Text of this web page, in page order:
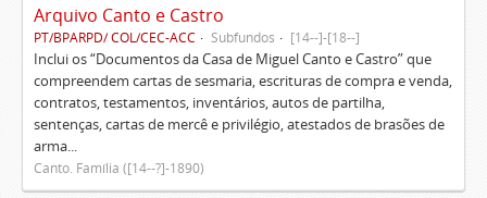
Arquivo Canto e Castro
PT/BPARPD/ COL/CEC-ACC Subfundos [14--]-[18--]
Inclui os “Documentos da Casa de Miguel Canto e Castro” que
compreendem cartas de sesmaria, escrituras de compra e venda,
contratos, testamentos, inventários, autos de partilha,
sentenças, cartas de mercê e privilégio, atestados de brasões de
arma...
Canto. Família ([14--?]-1890)